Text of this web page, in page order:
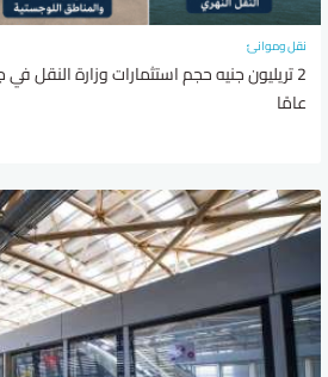
نقل وموانئ
عامًا